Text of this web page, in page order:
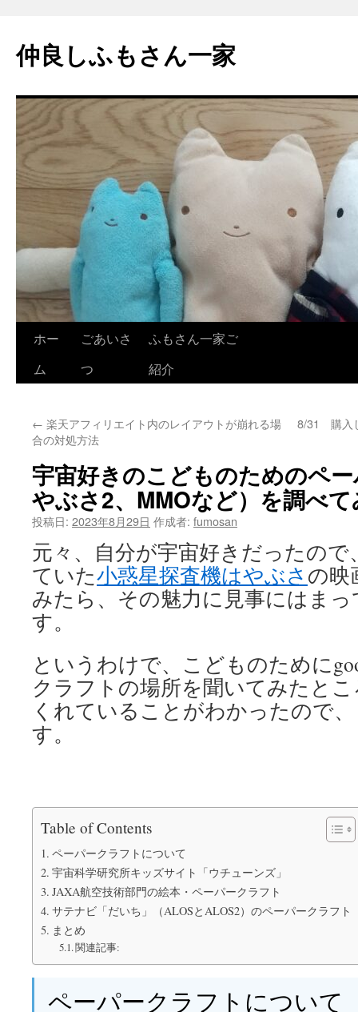
テ
ン
へ
ス
キ
ッ
仲良しふもさん一家
ホー
ム
ごあいさ
つ
ふもさん一家ご
紹介
← 楽天アフィリエイト内のレイアウトが崩れる場
合の対処方法
8/31 購入
宇宙好きのこどものためのペ
やぶさ2、MMOなど）を調べ
投稿日: 2023年8月29日 作成者: fumosan
元々、自分が宇宙好きだったので
ていた小惑星探査機はやぶさ の映
みたら、その魅力に見事にはま
す。
というわけで、こどものために
クラフトの場所を聞いてみたと
くれていることがわかったので
す。
Table of Contents
ペーパークラフトについて
宇宙科学研究所キッズサイト「ウチューンズ」
JAXA航空技術部門の絵本・ペーパークラフト
サテナビ「だいち」（ALOSとALOS2）のペーパークラフト
まとめ
関連記事:
ペーパークラフトについて